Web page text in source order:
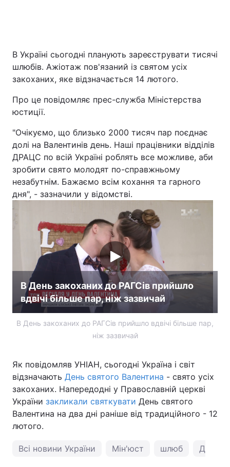
Головна Війна
Економіка Світ
Спорт
Техно і зв'язок Лайт
Зброя
Здоров'я Туризм
Погода
Екологія Регіони
Лонгріди
Відео з Youtube Статті
Інтерв'ю
Архів Вакансії
Послуги
В Україні сьогодні планують зареєструвати тисячі
шлюбів. Ажіотаж пов'язаний із святом усіх
закоханих, яке відзначається 14 лютого.
Про це повідомляє прес-служба Міністерства
юстиції.
"Очікуємо, що близько 2000 тисяч пар поєднає
долі на Валентинів день. Наші працівники відділів
ДРАЦС по всій Україні роблять все можливе, аби
зробити свято молодят по-справжньому
незабутнім. Бажаємо всім кохання та гарного
дня", - зазначили у відомстві.
В День закоханих до РАГСів прийшло
вдвічі більше пар, ніж зазвичай
В День закоханих до РАГСів прийшло вдвічі більше пар,
ніж зазвичай
Як повідомляв УНІАН, сьогодні Україна і світ
відзначають День святого Валентина - свято усіх
закоханих. Напередодні у Православній церкві
України закликали святкувати День святого
Валентина на два дні раніше від традиційного - 12
лютого.
Всі новини України Мін'юст шлюб День